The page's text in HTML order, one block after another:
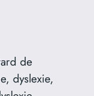
de
dyslexie,